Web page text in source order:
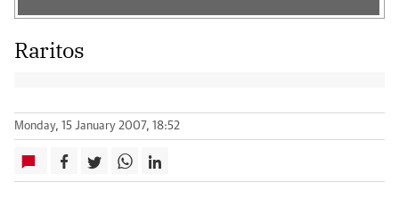
Raritos
Monday, 15 January 2007, 18:52